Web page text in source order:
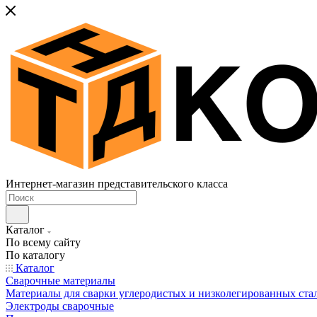
Интернет-магазин представительского класса
Каталог
По всему сайту
По каталогу
Каталог
Сварочные материалы
Материалы для сварки углеродистых и низколегированных
Электроды сварочные